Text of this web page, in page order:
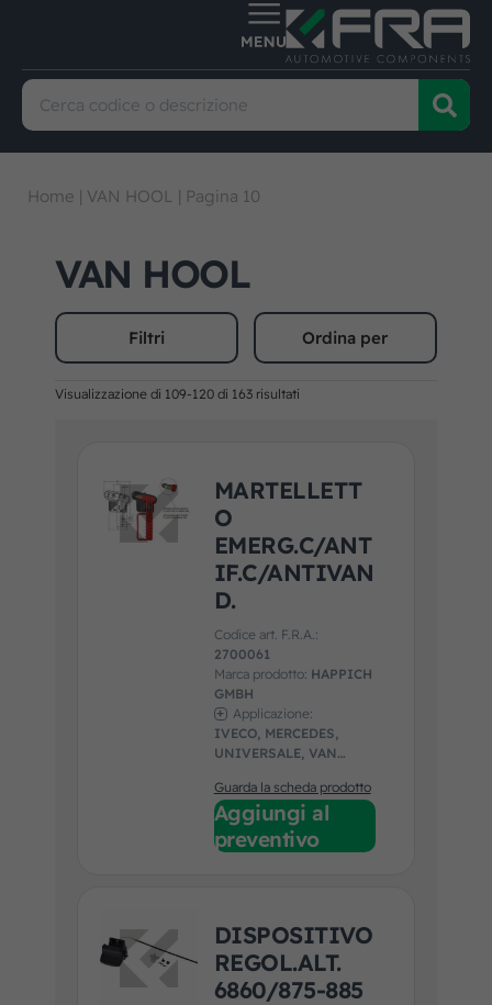
Home | VAN HOOL | Pagina 10
VAN HOOL
Filtri Ordina per
Visualizzazione di 109-120 di 163 risultati
MARTELLETT
O
EMERG.C/ANT
IF.C/ANTIVAN
D.
Codice art. F.R.A.:
2700061
Marca prodotto: HAPPICH
GMBH
Applicazione:
IVECO, MERCEDES,
UNIVERSALE, VAN
Guarda la scheda prodotto
Aggiungi al
preventivo
DISPOSITIVO
REGOL.ALT.
6860/875-885